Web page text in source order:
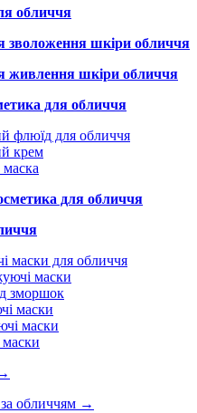
обличчя
зволоження шкіри обличчя
живлення шкіри обличчя
для обличчя
флюїд для обличчя
крем
для обличчя
маски для обличчя
маски
зморшок
маски
маски
обличчям →